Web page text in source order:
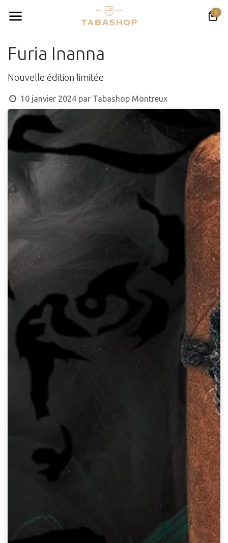
0
Furia Inanna
Nouvelle édition limitée
10 janvier 2024 par Tabashop Montreux